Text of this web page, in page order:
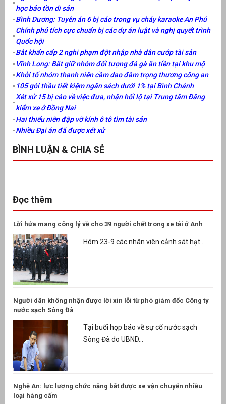
học bảo tồn di sản
Bình Dương: Tuyên án 6 bị cáo trong vụ cháy karaoke An Phú
Chính phủ tích cực chuẩn bị các dự án luật và nghị quyết trình
Quốc hội
Bắt khẩn cấp 2 nghi phạm đột nhập nhà dân cướp tài sản
Vĩnh Long: Bắt giữ nhóm đối tượng đá gà ăn tiền tại khu mộ
Khởi tố nhóm thanh niên cầm dao đâm trọng thương công an
105 gói thầu tiết kiệm ngân sách dưới 1% tại Bình Chánh
Xét xử 15 bị cáo về việc đưa, nhận hối lộ tại Trung tâm Đăng
kiểm xe ở Đồng Nai
Hai thiếu niên đập vỡ kính ô tô tìm tài sản
Nhiều Đại án đã được xét xử
BÌNH LUẬN & CHIA SẺ
Đọc thêm
Lời hứa mang công lý về cho 39 người chết trong xe tải ở Anh
Hôm 23-9 các nhân viên cảnh sát hạt...
Người dân không nhận được lời xin lỗi từ phó giám đốc Công ty
nước sạch Sông Đà
Tại buổi họp báo về sự cố nước sạch
Sông Đà do UBND...
Nghệ An: lực lượng chức năng bắt được xe vận chuyển nhiều
loại hàng cấm